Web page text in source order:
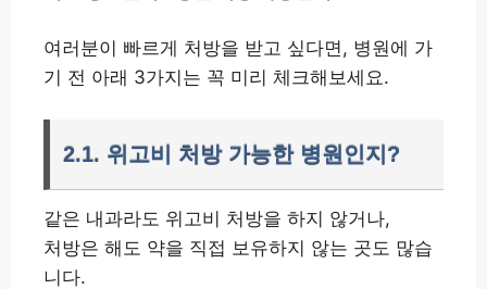
여러분이 빠르게 처방을 받고 싶다면, 병원에 가
기 전 아래 3가지는 꼭 미리 체크해보세요.
2.1. 위고비 처방 가능한 병원인지?
같은 내과라도 위고비 처방을 하지 않거나,
처방은 해도 약을 직접 보유하지 않는 곳도 많습
니다.